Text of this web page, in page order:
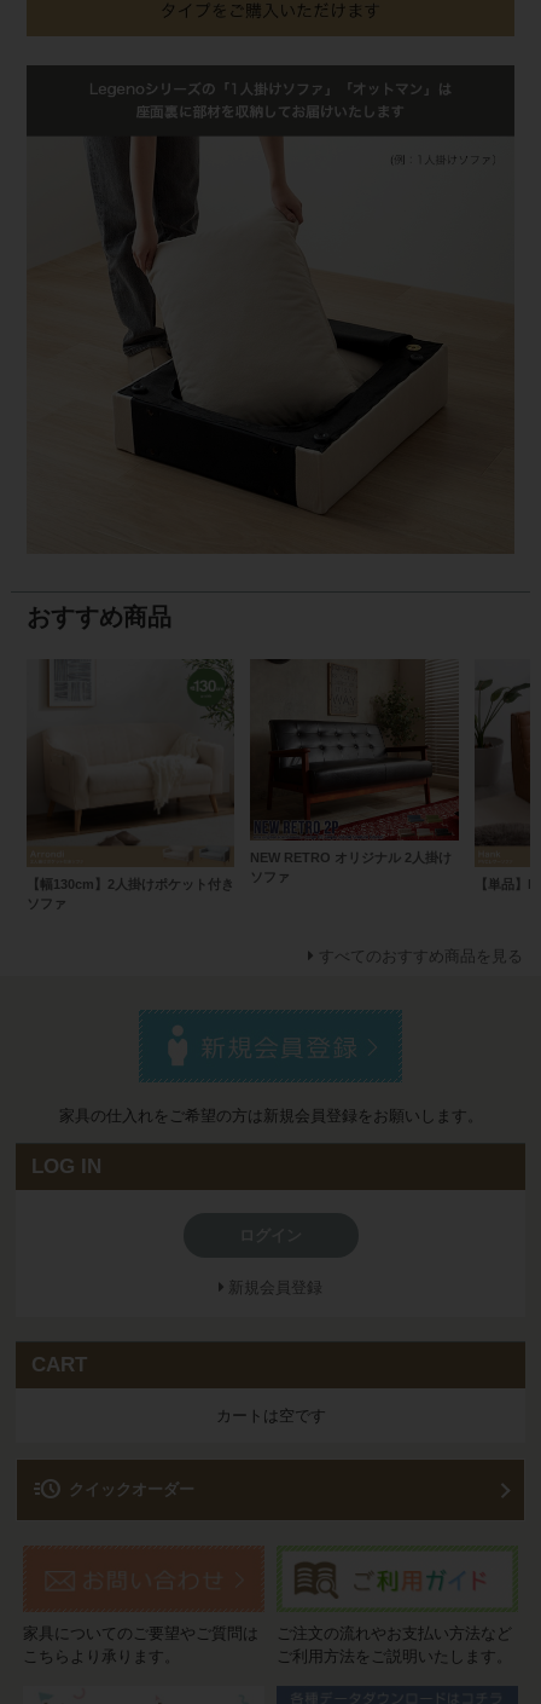
おすすめ商品
【幅130cm】2人掛けポケット付き
ソファ
NEW RETRO オリジナル 2人掛け
ソファ
【単品】
すべてのおすすめ商品を見る
家具の仕入れをご希望の方は新規会員登録をお願いします。
LOG IN
新規会員登録
CART
カートは空です
acute クイックオーダー
家具についてのご要望やご質問は
こちらより承ります。
ご注文の流れやお支払い方法など
ご利用方法をご説明いたします。